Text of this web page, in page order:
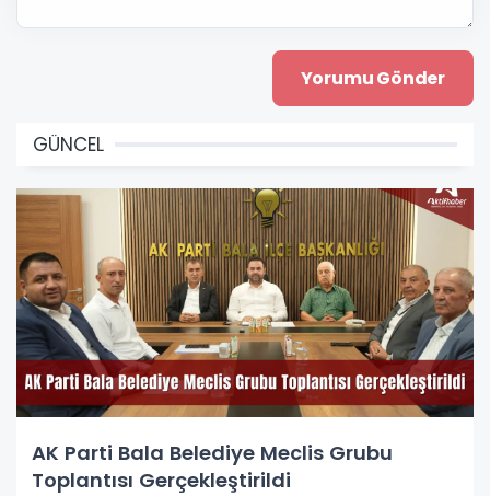
GÜNCEL
AK Parti Bala Belediye Meclis Grubu
Toplantısı Gerçekleştirildi